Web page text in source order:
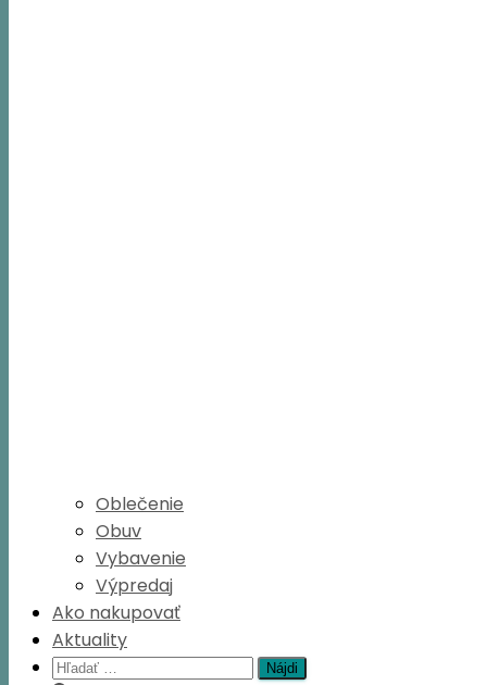
Oblečenie
Obuv
Vybavenie
Výpredaj
Ako nakupovať
Aktuality
Hľadať: